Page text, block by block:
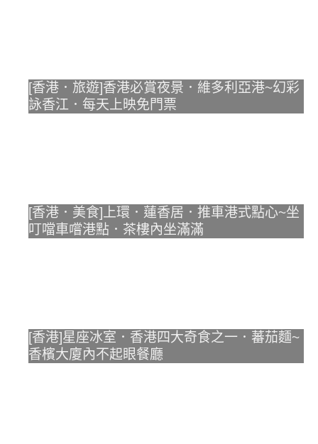
[香港．旅遊]香港必賞夜景．維多利亞港~幻彩
詠香江．每天上映免門票
[香港．美食]上環．蓮香居．推車港式點心~坐
叮噹車嚐港點．茶樓內坐滿滿
[香港]星座冰室．香港四大奇食之一．蕃茄麵~
香檳大廈內不起眼餐廳